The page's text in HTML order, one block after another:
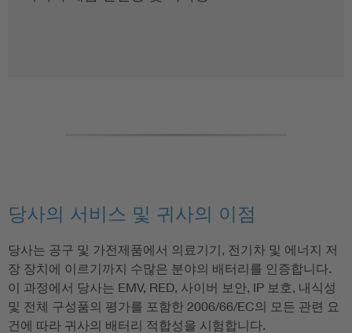
당사의 서비스 및 귀사의 이점
당사는 공구 및 가전제품에서 의료기기, 전기차 및 에너지 저
장 장치에 이르기까지 수많은 분야의 배터리를 인증합니다.
이 과정에서 당사는 EMV, RED, 사이버 보안, IP 보호, 내식성
및 전체 구성품의 평가를 포함한 2006/66/EC의 모든 관련 요
건에 따라 귀사의 배터리 적합성을 시험합니다.